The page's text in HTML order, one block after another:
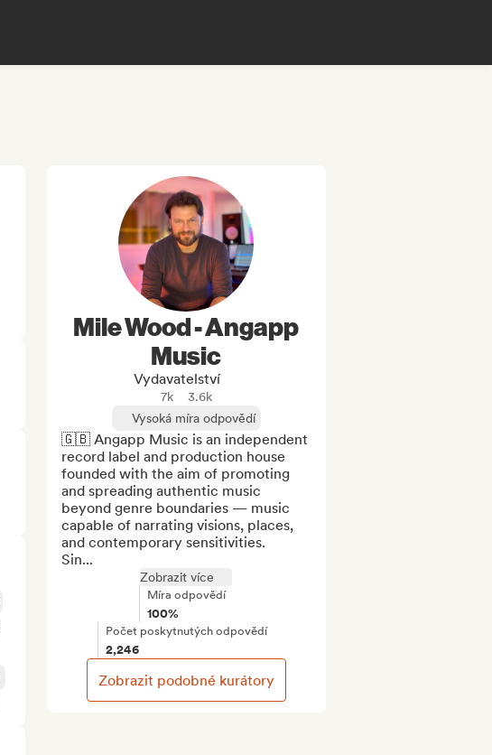
Mile Wood - Angapp
Music
Vydavatelství
7k
3.6k
Vysoká míra odpovědí
🇬🇧 Angapp Music is an independent
record label and production house
founded with the aim of promoting
and spreading authentic music
beyond genre boundaries — music
capable of narrating visions, places,
and contemporary sensitivities.
Sin...
Zobrazit více
Míra odpovědí
100%
Počet poskytnutých odpovědí
2,246
Zobrazit podobné kurátory